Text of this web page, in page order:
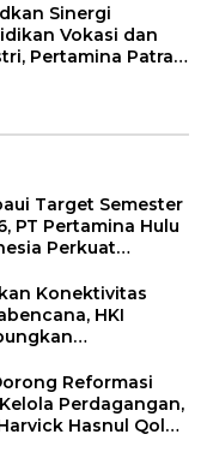
Sinergi
Vokasi dan
Pertamina Patra
Target Semester
PT Pertamina Hulu
Perkuat
Lewat Inovasi &
Kerja
Konektivitas
HKI
Anai dan Malalak
Reformasi
Perdagangan,
Hasnul Qolbi